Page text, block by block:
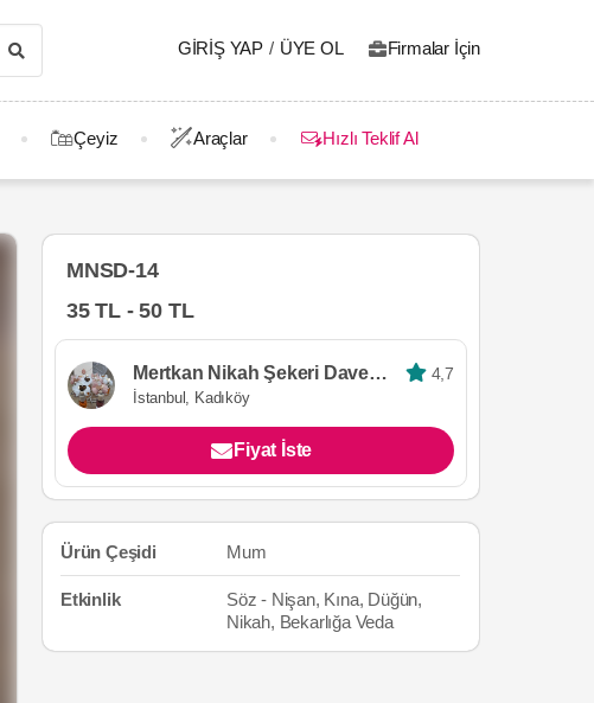
GIRIŞ YAP / ÜYE OL Firmalar İçin
Çeyiz Araçlar Hızlı Teklif Al
MNSD-14
35 TL - 50 TL
Mertkan Nikah Şekeri Davetiye 4,7
İstanbul, Kadıköy
Fiyat İste
Ürün Çeşidi Mum
Etkinlik
Söz - Nişan, Kına, Düğün,
Nikah, Bekarlığa Veda